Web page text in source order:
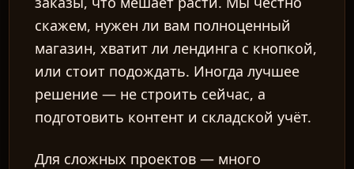
скажем, нужен ли вам полноценный
магазин, хватит ли лендинга с кнопкой,
или стоит подождать. Иногда лучшее
решение — не строить сейчас, а
подготовить контент и складской учёт.
Для сложных проектов — много